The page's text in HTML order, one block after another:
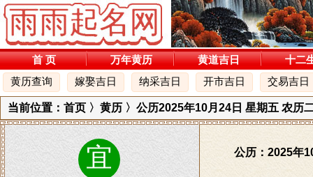
首 页 万年黄历 黄道吉日
十二
黄历查询
嫁娶吉日 纳采吉日 开市吉日 交易吉日
当前位置： 首页 〉 黄历 〉公历2025年10月24日 星期五 农历
宜 公历：2025年